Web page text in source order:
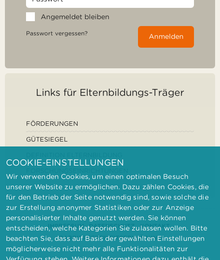
Angemeldet bleiben
Passwort vergessen? Anmelden
Links für Elternbildungs-Träger
FÖRDERUNGEN
GÜTESIEGEL
IMPRESSUM DATENSCHUTZ
KONTAKT
BARRIEREFREIHEITSERKLÄRUNG
COOKIE-EINSTELLUNGEN
Wir verwenden Cookies, um einen optimalen Besuch
unserer Website zu ermöglichen. Dazu zählen Cookies, die
für den Betrieb der Seite notwendig sind, sowie solche die
zur Erstellung anonymer Statistiken oder zur Anzeige
personalisierter Inhalte genutzt werden. Sie können
entscheiden, welche Kategorien Sie zulassen wollen. Bitte
beachten Sie, dass auf Basis der gewählten Einstellungen
möglicherweise nicht mehr alle Funktionalitäten zur